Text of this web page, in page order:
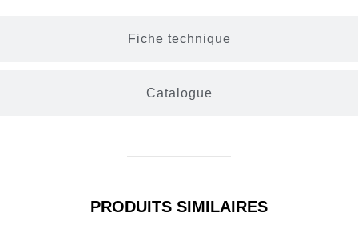
Fiche technique
Catalogue
PRODUITS SIMILAIRES